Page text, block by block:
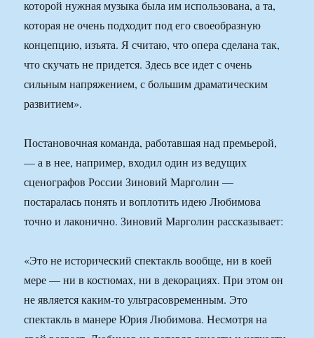
которой нужная музыка была им использована, а та,
которая не очень подходит под его своеобразную
концепцию, изъята. Я считаю, что опера сделана так,
что скучать не придется. Здесь все идет с очень
сильным напряжением, с большим драматическим
развитием».
Постановочная команда, работавшая над премьерой,
— а в нее, например, входил один из ведущих
сценографов России Зиновий Марголин —
постаралась понять и воплотить идею Любимова
точно и лаконично. Зиновий Марголин рассказывает:
«Это не исторический спектакль вообще, ни в коей
мере — ни в костюмах, ни в декорациях. При этом он
не является каким-то ультрасовременным. Это
спектакль в манере Юрия Любимова. Несмотря на